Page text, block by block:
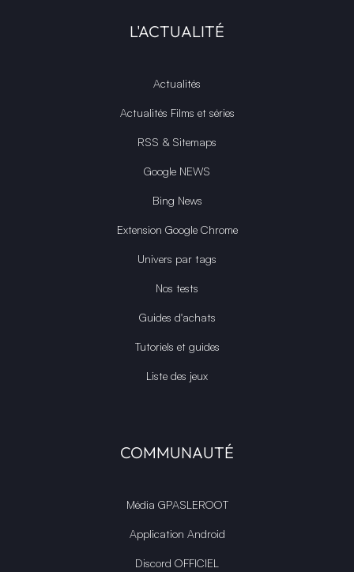
L'ACTUALITÉ
Actualités
Actualités Films et séries
RSS & Sitemaps
Google NEWS
Bing News
Extension Google Chrome
Univers par tags
Nos tests
Guides d'achats
Tutoriels et guides
Liste des jeux
COMMUNAUTÉ
Média GPASLEROOT
Application Android
Discord OFFICIEL